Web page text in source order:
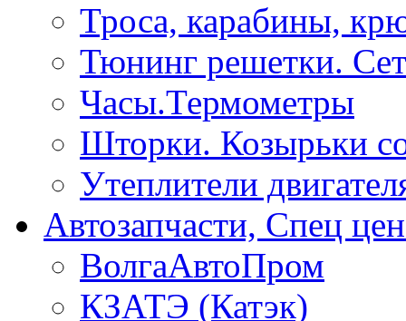
Троса, карабины,
Тюнинг решетки.
Часы.Термометры
Шторки. Козырьки
Утеплители
Автозапчасти, Спец
ВолгаАвтоПром
КЗАТЭ (Катэк)